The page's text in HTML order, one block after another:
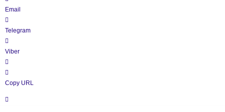
Email
Telegram
Viber
Copy URL